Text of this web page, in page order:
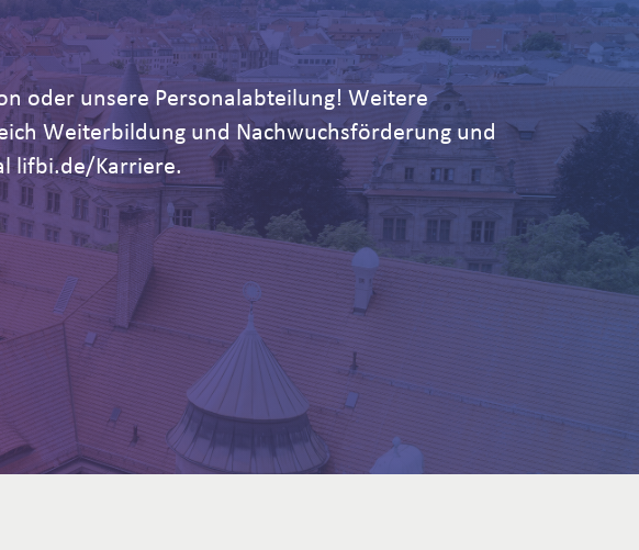
oder unsere Personalabteilung! Weitere
Weiterbildung und Nachwuchsförderung und
lifbi.de/Karriere.